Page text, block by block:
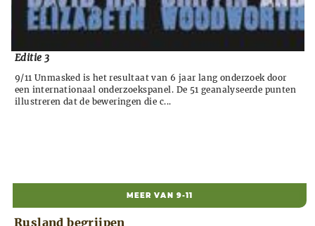
Editie 3
9/11 Unmasked is het resultaat van 6 jaar lang onderzoek door
een internationaal onderzoekspanel. De 51 geanalyseerde punten
illustreren dat de beweringen die c...
MEER VAN 9-11
Rusland begrijpen